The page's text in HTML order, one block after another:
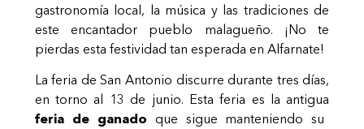
gastronomía local, la música y las tradiciones de
este encantador pueblo malagueño. ¡No te
pierdas esta festividad tan esperada en Alfarnate!
La feria de San Antonio discurre durante tres días,
en torno al 13 de junio. Esta feria es la antigua
feria de ganado que sigue manteniendo su